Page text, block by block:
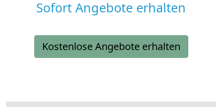
Sofort Angebote erhalten
Kostenlose Angebote erhalten